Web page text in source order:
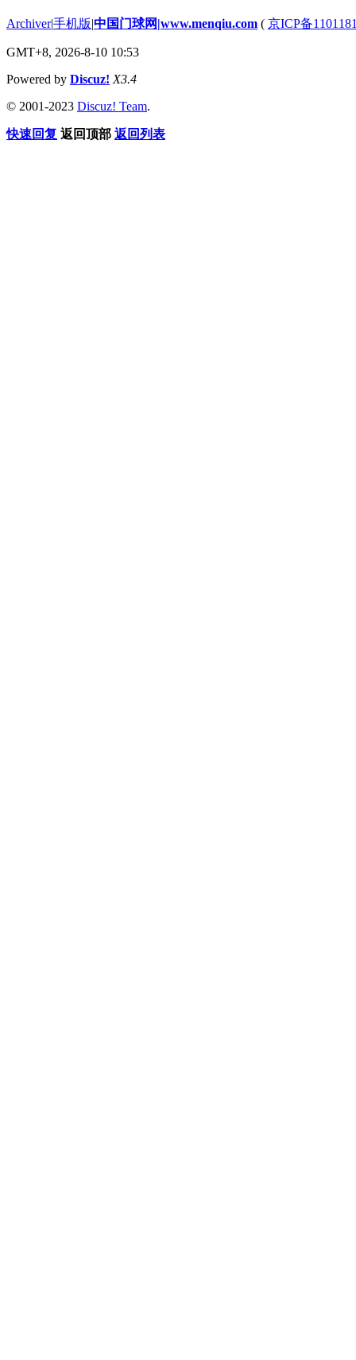
Archiver|手机版|中国门球网|www.menqiu.com ( 京ICP备
GMT+8, 2026-8-10 10:53
Powered by Discuz! X3.4
© 2001-2023 Discuz! Team.
快速回复 返回顶部 返回列表